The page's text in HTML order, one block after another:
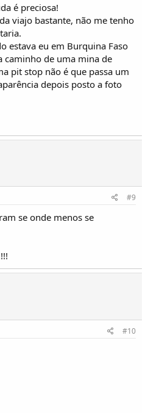
é preciosa!
viajo bastante, não me tenho
estava eu em Burquina Faso
caminho de uma mina de
pit stop não é que passa um
depois posto a foto
#9
se onde menos se
#10